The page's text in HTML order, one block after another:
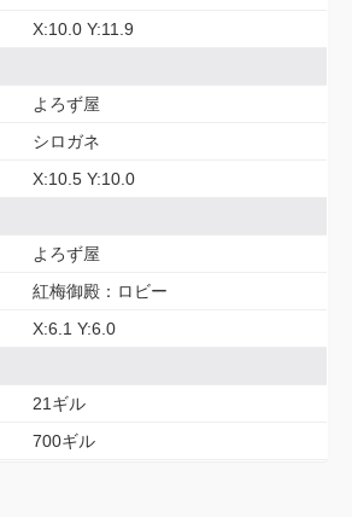
X:10.0 Y:11.9
よろず屋
シロガネ
X:10.5 Y:10.0
よろず屋
紅梅御殿：ロビー
X:6.1 Y:6.0
21ギル
700ギル